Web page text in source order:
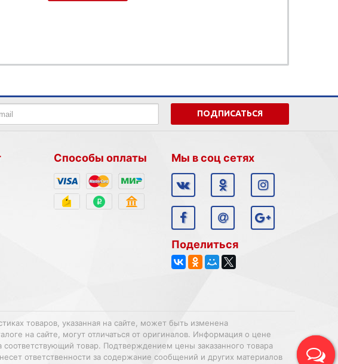
ПОДПИСАТЬСЯ
Способы оплаты Мы в соц сетях
Поделиться
товаров, указанная на сайте, может быть изменена
на сайте, могут отличаться от оригиналов. Информация о цене
соответствующий товар. Подтверждением цены заказанного товара
ответственности за содержание сообщений и других материалов